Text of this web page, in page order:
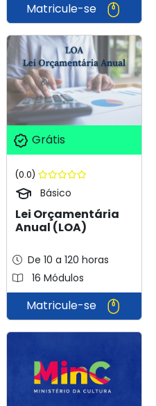
Matricule-se
Grátis
(0.0)
Básico
Lei Orçamentária
Anual (LOA)
De 10 a 120 horas
16 Módulos
Matricule-se